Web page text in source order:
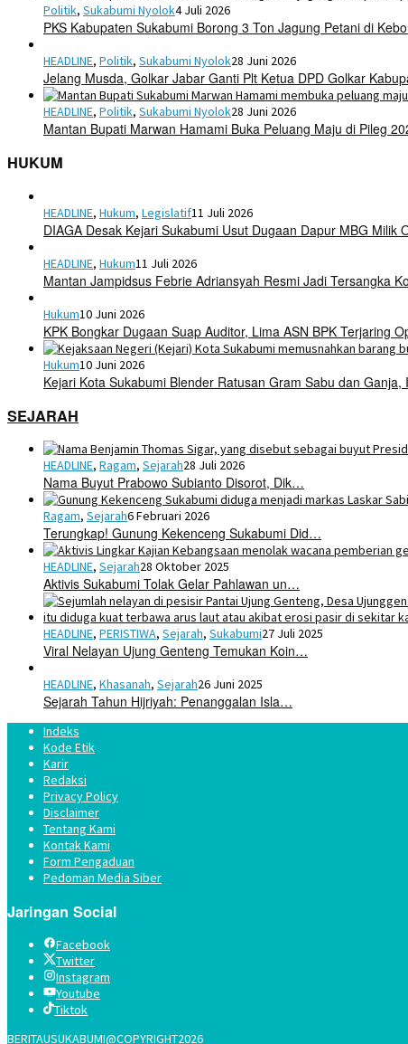
Politik, Sukabumi Nyolok4 Juli 2026
PKS Kabupaten Sukabumi Borong 3 Ton Jagung Petani di
HEADLINE, Politik, Sukabumi Nyolok28 Juni 2026
Jelang Musda, Golkar Jabar Ganti Plt Ketua DPD Golkar
HEADLINE, Politik, Sukabumi Nyolok28 Juni 2026
Mantan Bupati Marwan Hamami Buka Peluang Maju di Pileg
HUKUM
HEADLINE, Hukum, Legislatif11 Juli 2026
DIAGA Desak Kejari Sukabumi Usut Dugaan Dapur MBG Milik
HEADLINE, Hukum11 Juli 2026
Mantan Jampidsus Febrie Adriansyah Resmi Jadi Tersangka
Hukum10 Juni 2026
KPK Bongkar Dugaan Suap Auditor, Lima ASN BPK Terjaring
Hukum10 Juni 2026
Kejari Kota Sukabumi Blender Ratusan Gram Sabu dan
SEJARAH
HEADLINE, Ragam, Sejarah28 Juli 2026
Nama Buyut Prabowo Subianto Disorot, Dik…
Ragam, Sejarah6 Februari 2026
Terungkap! Gunung Kekenceng Sukabumi Did…
HEADLINE, Sejarah28 Oktober 2025
Aktivis Sukabumi Tolak Gelar Pahlawan un…
HEADLINE, PERISTIWA, Sejarah, Sukabumi27 Juli 2025
Viral Nelayan Ujung Genteng Temukan Koin…
HEADLINE, Khasanah, Sejarah26 Juni 2025
Sejarah Tahun Hijriyah: Penanggalan Isla…
Indeks
Kode Etik
Karir
Redaksi
Privacy Policy
Disclaimer
Tentang Kami
Kontak Kami
Form Pengaduan
Pedoman Media Siber
Jaringan Social
Facebook
Twitter
Instagram
Youtube
Tiktok
BERITAUSUKABUMI@COPYRIGHT2026